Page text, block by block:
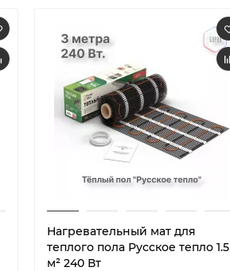
Нагревательный мат для
теплого пола Русское тепло 1.5
м² 240 Вт